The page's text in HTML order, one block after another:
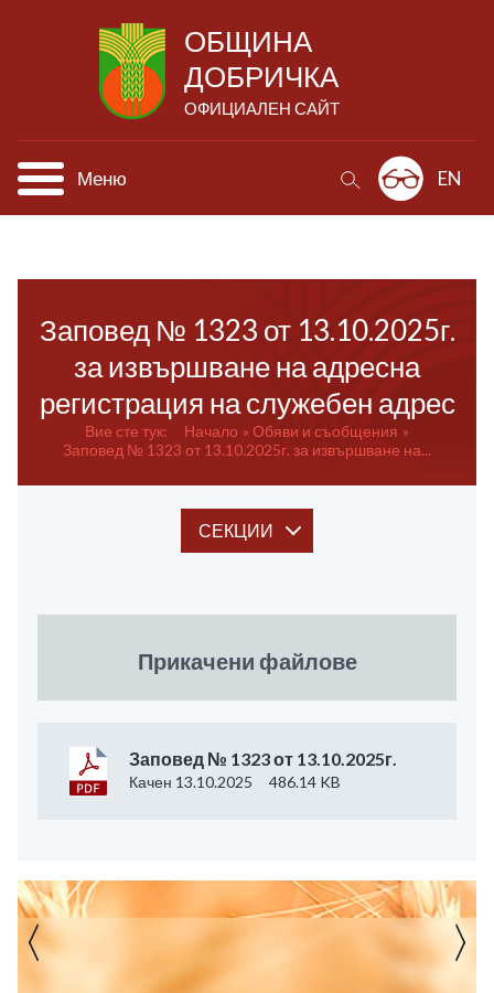
ОБЩИНА
ДОБРИЧКА
ОФИЦИАЛЕН САЙТ
Меню EN
Заповед № 1323 от 13.10.2025г.
за извършване на адресна
регистрация на служебен адрес
Вие сте тук: Начало
Обяви и съобщения
Заповед № 1323 от 13.10.2025г. за извършване на...
СЕКЦИИ
Прикачени файлове
Заповед № 1323 от 13.10.2025г.
Качен 13.10.2025 486.14 KB